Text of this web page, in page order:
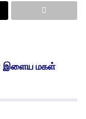
இளைய மகள்